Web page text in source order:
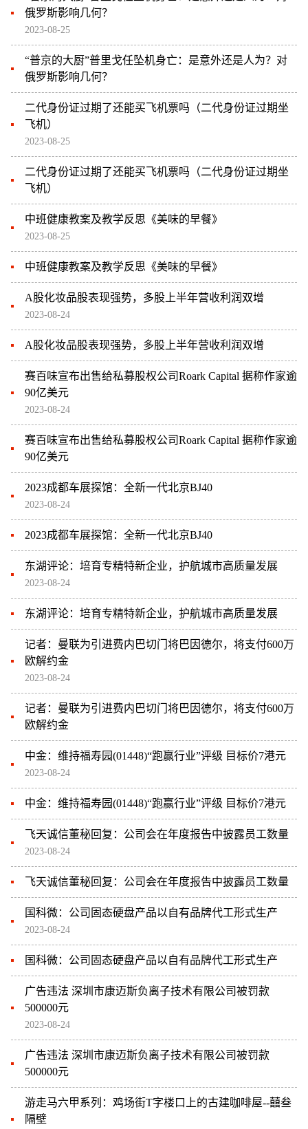
俄罗斯影响几何？
2023-08-25
“普京的大厨”普里戈任坠机身亡：是意外还是人为？对
俄罗斯影响几何？
二代身份证过期了还能买飞机票吗（二代身份证过期坐
飞机）
2023-08-25
二代身份证过期了还能买飞机票吗（二代身份证过期坐
飞机）
中班健康教案及教学反思《美味的早餐》
2023-08-25
中班健康教案及教学反思《美味的早餐》
A股化妆品股表现强势，多股上半年营收利润双增
2023-08-24
A股化妆品股表现强势，多股上半年营收利润双增
赛百味宣布出售给私募股权公司Roark Capital 据称作家逾
90亿美元
2023-08-24
赛百味宣布出售给私募股权公司Roark Capital 据称作家逾
90亿美元
2023成都车展探馆：全新一代北京BJ40
2023-08-24
2023成都车展探馆：全新一代北京BJ40
东湖评论：培育专精特新企业，护航城市高质量发展
2023-08-24
东湖评论：培育专精特新企业，护航城市高质量发展
记者：曼联为引进费内巴切门将巴因德尔，将支付600万
欧解约金
2023-08-24
记者：曼联为引进费内巴切门将巴因德尔，将支付600万
欧解约金
中金：维持福寿园(01448)“跑赢行业”评级 目标价7港元
2023-08-24
中金：维持福寿园(01448)“跑赢行业”评级 目标价7港元
飞天诚信董秘回复：公司会在年度报告中披露员工数量
2023-08-24
飞天诚信董秘回复：公司会在年度报告中披露员工数量
国科微：公司固态硬盘产品以自有品牌代工形式生产
2023-08-24
国科微：公司固态硬盘产品以自有品牌代工形式生产
广告违法 深圳市康迈斯负离子技术有限公司被罚款
500000元
2023-08-24
广告违法 深圳市康迈斯负离子技术有限公司被罚款
500000元
游走马六甲系列：鸡场街T字楼口上的古建咖啡屋--囍叁
隔壁